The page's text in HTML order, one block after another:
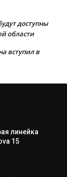
доступны
области
вступил в
линейка
15